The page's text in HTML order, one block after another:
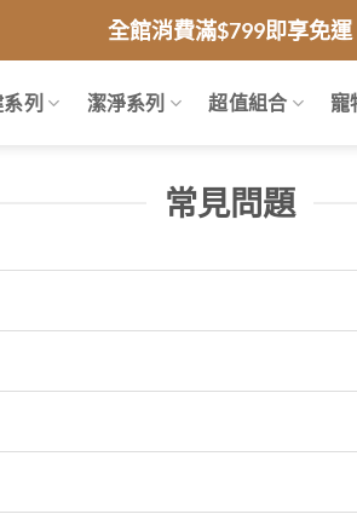
全館消費滿$799即享免運
列 潔淨系列 超值組合 寵
常見問題